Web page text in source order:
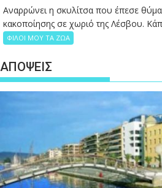
Αναρρώνει η σκυλίτσα που έπεσε
κακοποίησης σε χωριό της Λέσβου.
ΦΙΛΟΙ ΜΟΥ ΤΑ ΖΩΑ
ΑΠΟΨΕΙΣ